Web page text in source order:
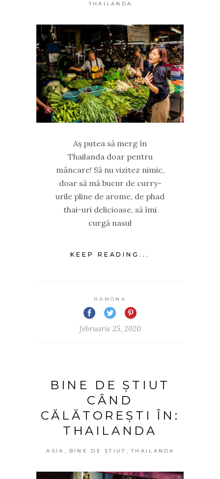
THAILANDA
Aș putea să merg în
Thailanda doar pentru
mâncare! Să nu vizitez nimic,
doar să mă bucur de curry-
urile pline de arome, de phad
thai-uri delicioase, să îmi
curgă nasul
KEEP READING...
RAMONA
februarie 25, 2020
BINE DE ȘTIUT
CÂND
CĂLĂTOREȘTI ÎN:
THAILANDA
ASIA BINE DE ȘTIUT THAILANDA